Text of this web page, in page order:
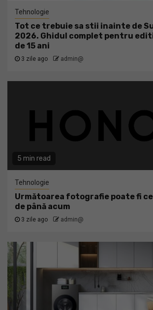
Tehnologie
Tot ce trebuie sa stii inainte de
2026. Ghidul complet pentru
de 15 ani
3 zile ago admin@
5 min read
Tehnologie
Următoarea fotografie poate fi
de până acum
3 zile ago admin@